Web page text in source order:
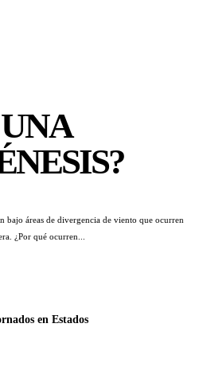
bajo áreas de divergencia de viento que ocurren
¿Por qué ocurren...
en Estados